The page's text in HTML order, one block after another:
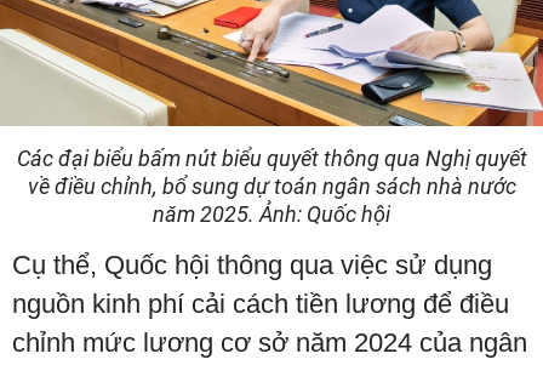
Các đại biểu bấm nút biểu quyết thông qua Nghị quyết
về điều chỉnh, bổ sung dự toán ngân sách nhà nước
năm 2025. Ảnh: Quốc hội
Cụ thể, Quốc hội thông qua việc sử dụng
nguồn kinh phí cải cách tiền lương để điều
chỉnh mức lương cơ sở năm 2024 của ngân